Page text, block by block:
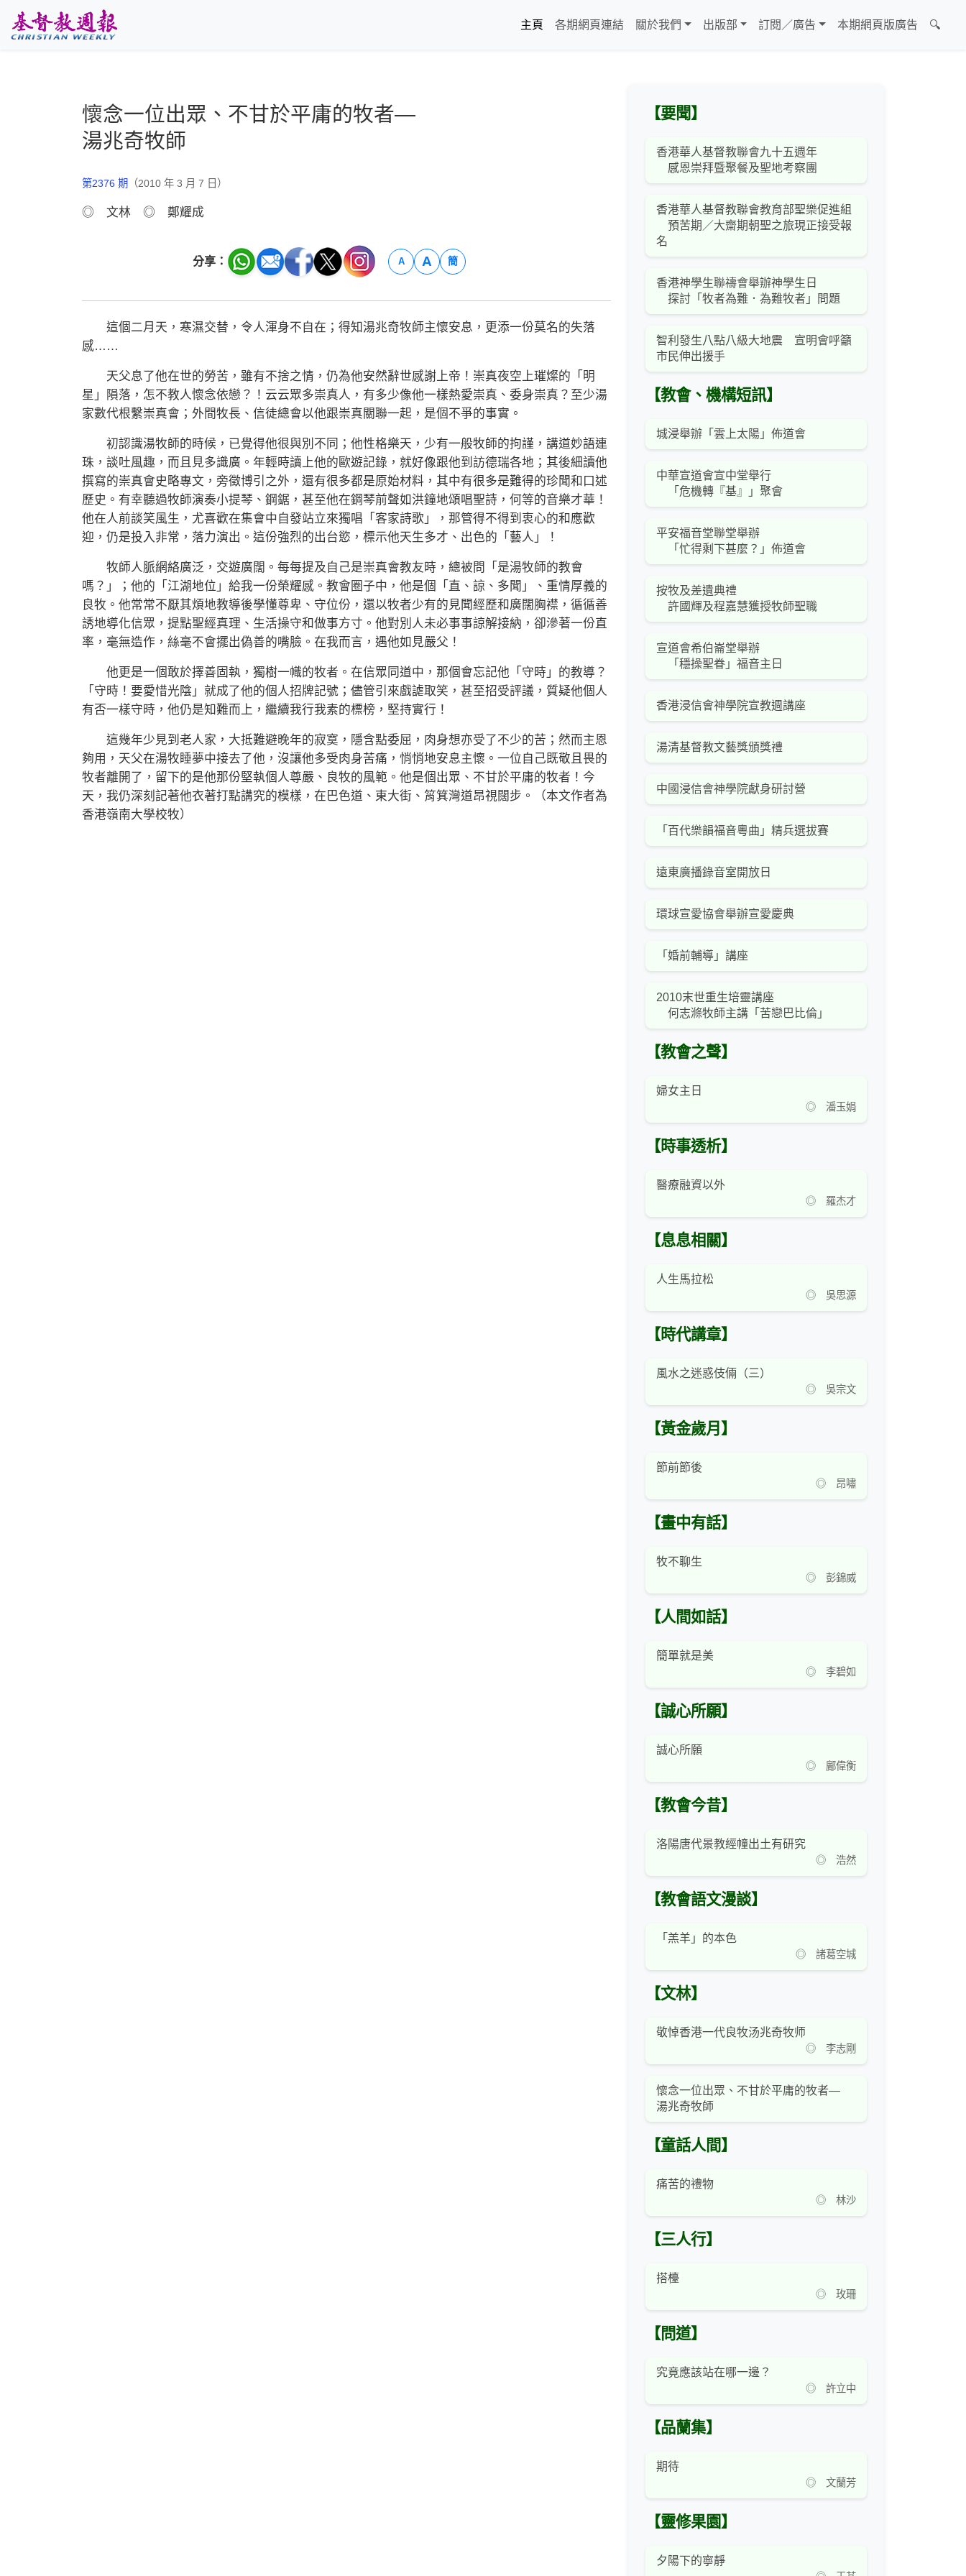
主頁
各期網頁連結 關於我們 出版部 訂閱／廣告 本期網頁版廣告 🔍
懷念一位出眾、不甘於平庸的牧者—
湯兆奇牧師
第2376 期 （2010 年 3 月 7 日）
◎ 文林 ◎ 鄭耀成
分享： A A 簡
這個二月天，寒濕交替，令人渾身不自在；得知湯兆奇牧師主懷安息，更添一份莫名的失落
感……
天父息了他在世的勞苦，雖有不捨之情，仍為他安然辭世感謝上帝！崇真夜空上璀燦的「明
星」隕落，怎不教人懷念依戀？！云云眾多崇真人，有多少像他一樣熱愛崇真、委身崇真？至少湯
家數代根繫崇真會；外間牧長、信徒總會以他跟崇真關聯一起，是個不爭的事實。
初認識湯牧師的時候，已覺得他很與別不同；他性格樂天，少有一般牧師的拘謹，講道妙語連
珠，談吐風趣，而且見多識廣。年輕時讀上他的歐遊記錄，就好像跟他到訪德瑞各地；其後細讀他
撰寫的崇真會史略專文，旁徵博引之外，還有很多都是原始材料，其中有很多是難得的珍聞和口述
歷史。有幸聽過牧師演奏小提琴、鋼鋸，甚至他在鋼琴前聲如洪鐘地頌唱聖詩，何等的音樂才華！
他在人前談笑風生，尤喜歡在集會中自發站立來獨唱「客家詩歌」，那管得不得到衷心的和應歡
迎，仍是投入非常，落力演出。這份強烈的出台慾，標示他天生多才、出色的「藝人」！
牧師人脈網絡廣泛，交遊廣闊。每每提及自己是崇真會教友時，總被問「是湯牧師的教會
嗎？」；他的「江湖地位」給我一份榮耀感。教會圈子中，他是個「直、諒、多聞」、重情厚義的
良牧。他常常不厭其煩地教導後學懂尊卑、守位份，還以牧者少有的見聞經歷和廣闊胸襟，循循善
誘地導化信眾，提點聖經真理、生活操守和做事方寸。他對別人未必事事諒解接納，卻滲著一份直
率，毫無造作，絲毫不會擺出偽善的嘴臉。在我而言，遇他如見嚴父！
他更是一個敢於擇善固執，獨樹一幟的牧者。在信眾同道中，那個會忘記他「守時」的教導？
「守時！要愛惜光陰」就成了他的個人招牌記號；儘管引來戲謔取笑，甚至招受評議，質疑他個人
有否一樣守時，他仍是知難而上，繼續我行我素的標榜，堅持實行！
這幾年少見到老人家，大抵難避晚年的寂寞，隱含點委屈，肉身想亦受了不少的苦；然而主恩
夠用，天父在湯牧睡夢中接去了他，沒讓他多受肉身苦痛，悄悄地安息主懷。一位自己既敬且畏的
牧者離開了，留下的是他那份堅執個人尊嚴、良牧的風範。他是個出眾、不甘於平庸的牧者！今
天，我仍深刻記著他衣著打點講究的模樣，在巴色道、東大街、筲箕灣道昂視闊步。（本文作者為
香港嶺南大學校牧）
【要聞】
香港華人基督教聯會九十五週年
感恩崇拜暨聚餐及聖地考察團
香港華人基督教聯會教育部聖樂促進組
預苦期／大齋期朝聖之旅現正接受報
名
香港神學生聯禱會舉辦神學生日
探討「牧者為難．為難牧者」問題
智利發生八點八級大地震 宣明會呼籲
市民伸出援手
【教會、機構短訊】
城浸舉辦「雲上太陽」佈道會
中華宣道會宣中堂舉行
「危機轉『基』」聚會
平安福音堂聯堂舉辦
「忙得剩下甚麼？」佈道會
按牧及差遺典禮
許國輝及程嘉慧獲授牧師聖職
宣道會希伯崙堂舉辦
「穩操聖眷」福音主日
香港浸信會神學院宣教週講座
湯清基督教文藝獎頒獎禮
中國浸信會神學院獻身研討營
「百代樂韻福音粵曲」精兵選拔賽
遠東廣播錄音室開放日
環球宣愛協會舉辦宣愛慶典
「婚前輔導」講座
2010末世重生培靈講座
何志滌牧師主講「苦戀巴比倫」
【教會之聲】
婦女主日
◎ 潘玉娟
【時事透析】
醫療融資以外
◎ 羅杰才
【息息相關】
人生馬拉松
◎ 吳思源
【時代講章】
風水之迷惑伎倆（三）
◎ 吳宗文
【黃金歲月】
節前節後
◎ 昂嘯
【畫中有話】
牧不聊生
◎ 彭錦威
【人間如話】
簡單就是美
◎ 李碧如
【誠心所願】
誠心所願
◎ 鄺偉衡
【教會今昔】
洛陽唐代景教經幢出土有研究
◎ 浩然
【教會語文漫談】
「羔羊」的本色
◎ 諸葛空城
【文林】
敬悼香港一代良牧汤兆奇牧师
◎ 李志剛
懷念一位出眾、不甘於平庸的牧者—
湯兆奇牧師
【童話人間】
痛苦的禮物
◎ 林沙
【三人行】
搭檯
◎ 玫珊
【問道】
究竟應該站在哪一邊？
◎ 許立中
【品蘭集】
期待
◎ 文蘭芳
【靈修果園】
夕陽下的寧靜